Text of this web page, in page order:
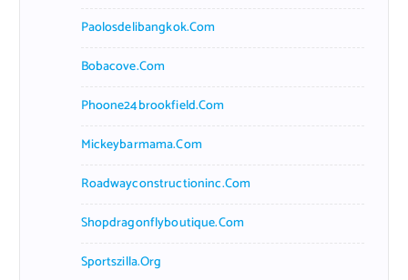
Paolosdelibangkok.com
Bobacove.com
Phoone24brookfield.com
Mickeybarmama.com
Roadwayconstructioninc.com
Shopdragonflyboutique.com
Sportszilla.org